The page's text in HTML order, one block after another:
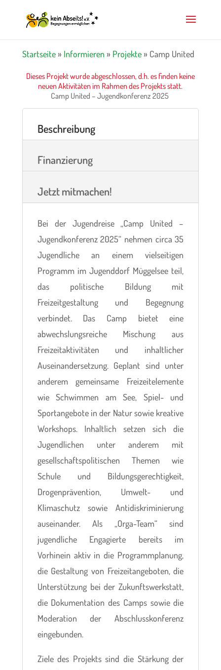
Startseite » Informieren » Projekte » Camp United
Dieses Projekt wurde abgeschlossen, d.h. es finden keine
neuen Aktivitäten im Rahmen des Projekts statt.
Camp United – Jugendkonferenz 2025
Beschreibung
Finanzierung
Jetzt mitmachen!
Bei der Jugendreise „Camp United –
Jugendkonferenz 2025“ nehmen circa 35
Jugendliche an einem vielseitigen
Programm im Jugenddorf Müggelsee teil,
das politische Bildung mit
Freizeitgestaltung und Begegnung
verbindet. Das Camp bietet eine
abwechslungsreiche Mischung aus
Freizeitaktivitäten und inhaltlicher
Auseinandersetzung. Geplant sind unter
anderem gemeinsame Freizeitelemente
wie Schwimmen am See, Spiel- und
Sportangebote in der Natur sowie kreative
Workshops. Inhaltlich setzen sich die
Jugendlichen unter anderem mit
gesellschaftspolitischen Themen wie
Schule und Bildungsgerechtigkeit,
Drogenprävention, Umwelt- und
Klimaschutz sowie Antidiskriminierung
auseinander. Als „Orga-Team“ sind
jugendliche Engagierte bereits im
Vorhinein aktiv in die Programmplanung,
die Gestaltung von Freizeitangeboten, die
Unterstützung bei der Zukunftswerkstatt,
die Dokumentation des Camps sowie die
Moderation der Abschlusskonferenz
eingebunden.
Ziele des Projekts sind die Stärkung der